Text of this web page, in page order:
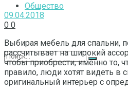
Общество
09.04.2018
0 0
Выбирая мебель для спальни,
рассчитывает на широкий
чтобы приобрести, именно то,
правило, люди хотят видеть в
оригинальный интерьер с